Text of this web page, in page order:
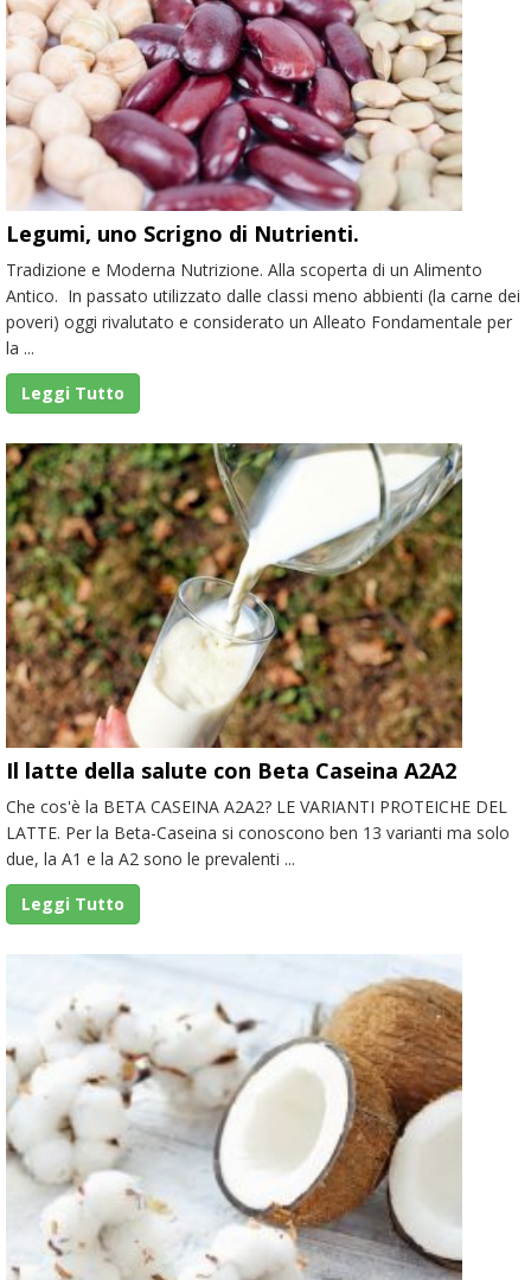
:s
v
o
:
Legumi, uno Scrigno di Nutrienti.
Tradizione e Moderna Nutrizione. Alla scoperta di un Alimento
Antico. In passato utilizzato dalle classi meno abbienti (la carne dei
poveri) oggi rivalutato e considerato un Alleato Fondamentale per
la ...
Leggi Tutto
Il latte della salute con Beta Caseina A2A2
Che cos'è la BETA CASEINA A2A2? LE VARIANTI PROTEICHE DEL
LATTE. Per la Beta-Caseina si conoscono ben 13 varianti ma solo
due, la A1 e la A2 sono le prevalenti ...
Leggi Tutto